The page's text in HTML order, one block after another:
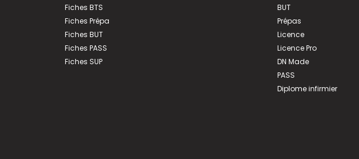
Fiches BTS
Fiches Prépa
Fiches BUT
Fiches PASS
Fiches SUP
BUT
Prépas
Licence
Licence Pro
DN Made
PASS
Diplome infirmier